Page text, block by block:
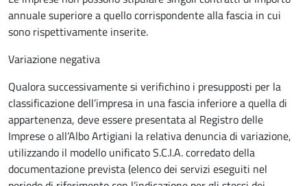
annuale superiore a quello corrispondente alla fascia in cui
sono rispettivamente inserite.
Variazione negativa
Qualora successivamente si verifichino i presupposti per la
classificazione dell’impresa in una fascia inferiore a quella di
appartenenza, deve essere presentata al Registro delle
Imprese o all’Albo Artigiani la relativa denuncia di variazione,
utilizzando il modello unificato S.C.I.A. corredato della
documentazione prevista (elenco dei servizi eseguiti nel